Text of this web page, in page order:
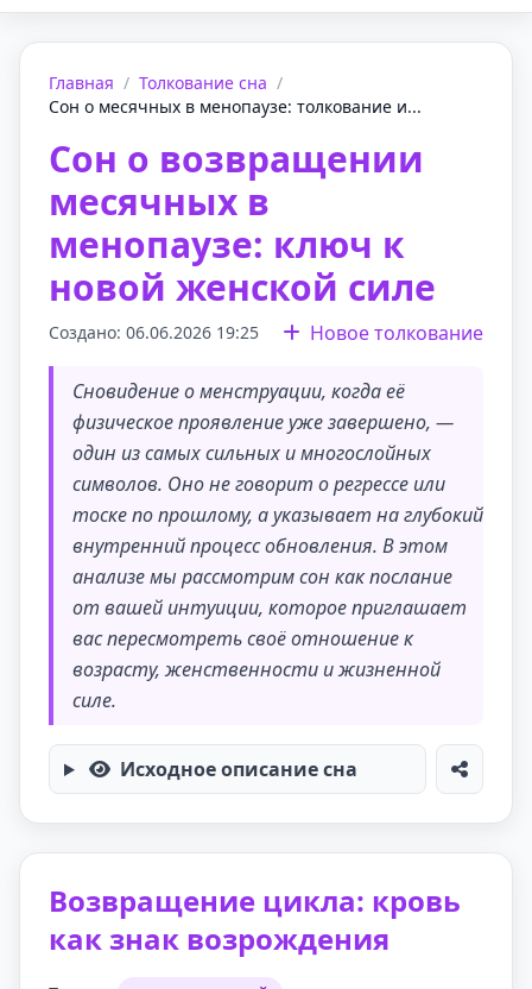
Главная / Толкование сна /
Сон о месячных в менопаузе: толкование и...
Сон о возвращении
месячных в
менопаузе: ключ к
новой женской силе
Создано: 06.06.2026 19:25 Новое толкование
Сновидение о менструации, когда её
физическое проявление уже завершено, —
один из самых сильных и многослойных
символов. Оно не говорит о регрессе или
тоске по прошлому, а указывает на глубокий
внутренний процесс обновления. В этом
анализе мы рассмотрим сон как послание
от вашей интуиции, которое приглашает
вас пересмотреть своё отношение к
возрасту, женственности и жизненной
силе.
Исходное описание сна
Возвращение цикла: кровь
как знак возрождения